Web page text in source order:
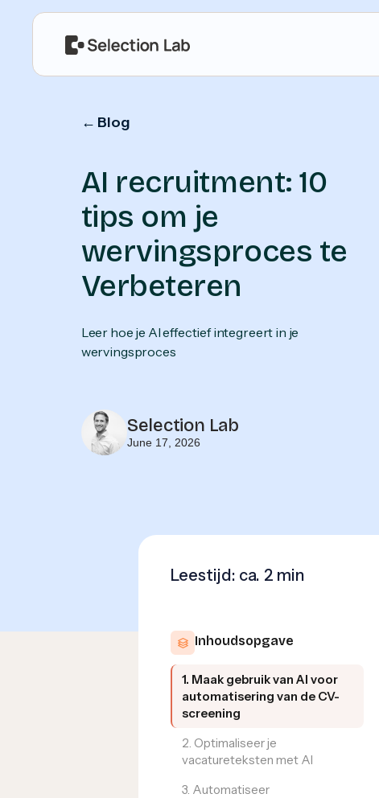
← Blog
AI recruitment: 10
tips om je
wervingsproces te
Verbeteren
Leer hoe je AI effectief integreert in je
wervingsproces
Selection Lab
June 17, 2026
Leestijd: ca. 2 min
Inhoudsopgave
1. Maak gebruik van AI voor
automatisering van de CV-
screening
2. Optimaliseer je
vacatureteksten met AI
3. Automatiseer